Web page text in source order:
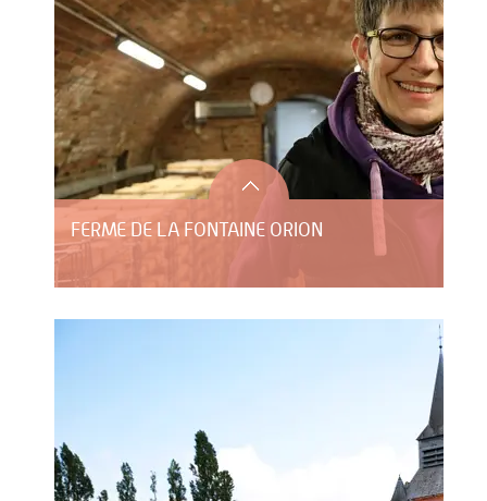
FERME DE LA FONTAINE ORION